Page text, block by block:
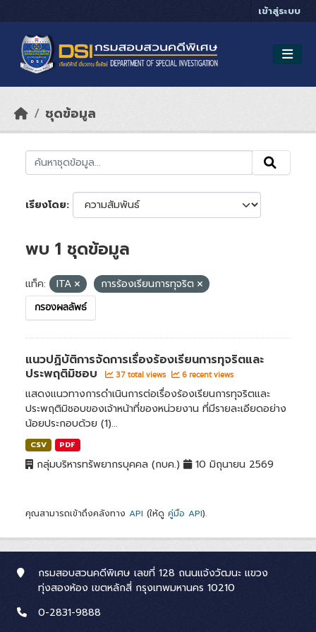
เข้าสู่ระบบ
ชุดข้อมูล
เรียงโดย
พบ 1 ชุดข้อมูล
แท็ค: ITA การร้องเรียนการทุจริต
กรองผลลัพธ์
แนวปฏิบัติการจัดการเรื่องร้องเรียนการทุจริตและ
ประพฤติมิชอบ
37 total views 6 recent views
แสดงแนวทางการดำเนินการต่อเรื่องร้องเรียนการทุจริตและ
ประพฤติมิชอบของเจ้าหน้าที่ของหน่วยงาน ที่มีรายละเอียดอย่าง
น้อยประกอบด้วย (1)...
CSV PDF
กลุ่มบริหารทรัพยากรบุคคล (กบค.) 10 มิถุนายน 2569
คุณสามารถเข้าถึงคลังทาง API (ให้ดู คู่มือ API).
กรมสอบสวนคดีพิเศษ เลขที่ 128 ถนนแจ้งวัฒนะ แขวง
ทุ่งสองห้อง เขตหลักสี่ กรุงเทพมหานคร 10210
0-2831-9888